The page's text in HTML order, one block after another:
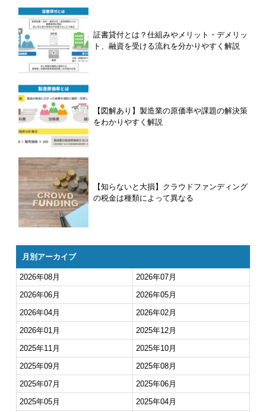
証書貸付とは？仕組みやメリット・デメリッ
ト、融資を受ける流れを分かりやすく解説
【図解あり】製造業の原価率や課題の解決策
をわかりやすく解説
【知らないと大損】クラウドファンディング
の税金は種類によって異なる
月別アーカイブ
2026年08月
2026年07月
2026年06月
2026年05月
2026年04月
2026年02月
2026年01月
2025年12月
2025年11月
2025年10月
2025年09月
2025年08月
2025年07月
2025年06月
2025年05月
2025年04月